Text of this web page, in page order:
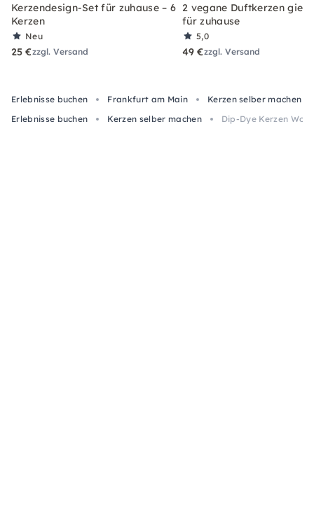
Kerzendesign-Set für zuhause – 6
Kerzen
Neu
25 €zzgl. Versand
2 vegane Duftkerzen
für zuhause
5,0
49 €zzgl. Versand
Erlebnisse buchen Frankfurt am Main
Kerzen selber machen
Erlebnisse buchen
Kerzen selber machen Dip-Dye Kerzen